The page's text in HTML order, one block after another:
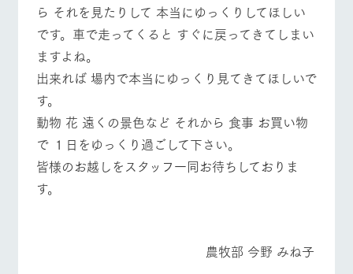
ら それを見たりして 本当にゆっくりしてほしい
です。車で走ってくると すぐに戻ってきてしまい
ますよね。
出来れば 場内で本当にゆっくり見てきてほしいで
す。
動物 花 遠くの景色など それから 食事 お買い物
で １日をゆっくり過ごして下さい。
皆様のお越しをスタッフ一同お待ちしておりま
す。
農牧部 今野 みね子